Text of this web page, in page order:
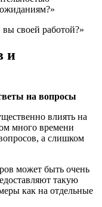
своей работой?»
и
на вопросы
влиять на
много времени
а слишком
может быть очень
такую
как на отдельные